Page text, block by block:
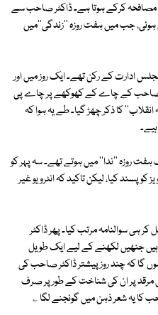
کرکے ہوتا ہے۔ ڈاکٹر صاحب سے
راست ملاقات جون ۱۹۹۰ء میں ہوئی، جب میں ہفت روزہ ''زندگی''میں
ادارت کے رکن تھے۔ ایک روز میں اور
صاحب کے چاے کے کھوکھے پر چاے پی
کا ذکر چھڑ گیا۔ طے یہ ہوا کہ
روزہ ''ندا'' میں ہوتے تھے۔ سہ پہر کو
پسند کیا، لیکن تاکید کہ انٹرویو غیر
ہی سوالنامہ مرتب کیا۔ پھر ڈاکٹر
ہیں جنھیں لکھنے کے لیے ایک طویل
گا کہ چند روز پیشتر ڈاکٹر صاحب کی
مرقد پر ان کی شناخت کے طور پر صرف
کا یہ شعر ذہن میں گونجنے لگا ؎